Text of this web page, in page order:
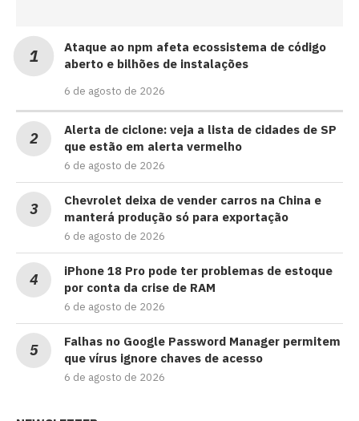
Ataque ao npm afeta ecossistema de código
aberto e bilhões de instalações
6 de agosto de 2026
Alerta de ciclone: veja a lista de cidades de SP
que estão em alerta vermelho
6 de agosto de 2026
Chevrolet deixa de vender carros na China e
manterá produção só para exportação
6 de agosto de 2026
iPhone 18 Pro pode ter problemas de estoque
por conta da crise de RAM
6 de agosto de 2026
Falhas no Google Password Manager permitem
que vírus ignore chaves de acesso
6 de agosto de 2026